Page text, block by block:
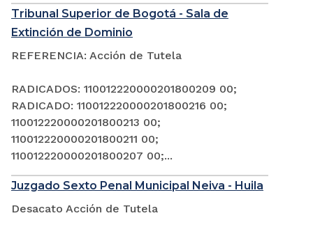
Tribunal Superior de Bogotá - Sala de
Extinción de Dominio
REFERENCIA: Acción de Tutela
RADICADOS: 110012220000201800209 00;
RADICADO: 110012220000201800216 00;
110012220000201800213 00;
110012220000201800211 00;
110012220000201800207 00;...
Juzgado Sexto Penal Municipal Neiva - Huila
Desacato Acción de Tutela